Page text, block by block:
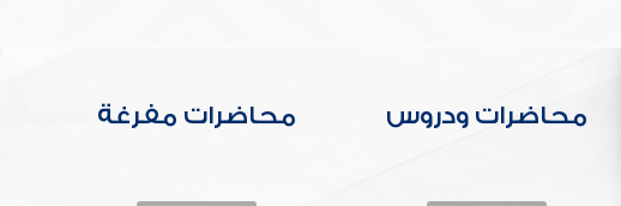
محاضرات ودروس محاضرات مفرغة